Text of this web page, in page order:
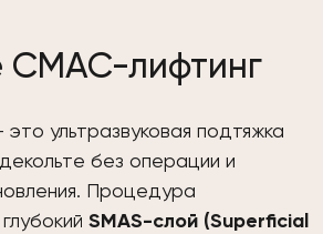
СМАС-лифтинг
это ультразвуковая подтяжка
без операции и
Процедура
SMAS-слой (Superficial